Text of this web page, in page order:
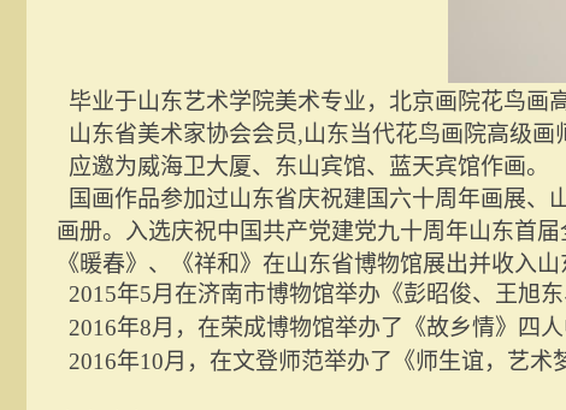
毕业于山东艺术学院美术专业，北京画院花鸟画
山东省美术家协会会员,山东当代花鸟画院高级画
应邀为威海卫大厦、东山宾馆、蓝天宾馆作画。
国画作品参加过山东省庆祝建国六十周年画展、
画册。入选庆祝中国共产党建党九十周年山东首届
《暖春》、《祥和》在山东省博物馆展出并收入山
2015年5月在济南市博物馆举办 《彭昭俊、王旭
2016年8月，在荣成博物馆举办了《故乡情》四人
2016年10月，在文登师范举办了《师生谊，艺术